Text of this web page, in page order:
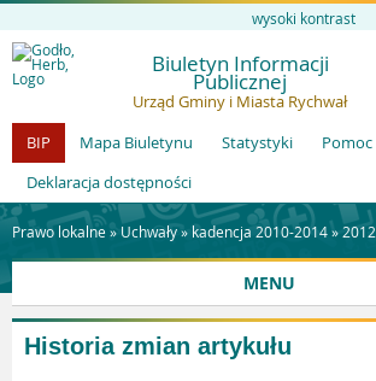
wysoki kontrast
Biuletyn Informacji
Publicznej
Urząd Gminy i Miasta Rychwał
BIP
Mapa Biuletynu Statystyki
Pomoc
Deklaracja dostępności
Prawo lokalne » Uchwały» kadencja 2010-2014» 2012
MENU
Historia zmian artykułu